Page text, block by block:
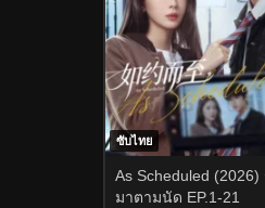
ซับไทย
As Scheduled (2026)
มาตามนัด EP.1-21